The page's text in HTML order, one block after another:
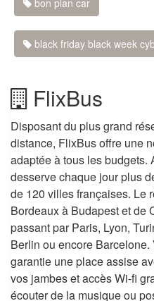
bon plan car
black friday black week
FlixBus
Disposant du plus grand
distance, FlixBus offre une
adaptée à tous les budgets.
desserve chaque jour plus
de 120 villes françaises. Le
Bordeaux à Budapest et de
passant par Paris, Lyon,
Berlin ou encore
garantie une place assise
vos jambes et accès Wi-fi
écouter de la musique ou